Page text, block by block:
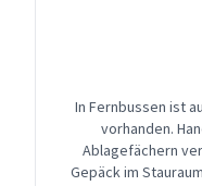
In Fernbussen ist
vorhanden.
Ablagefächern
Gepäck im